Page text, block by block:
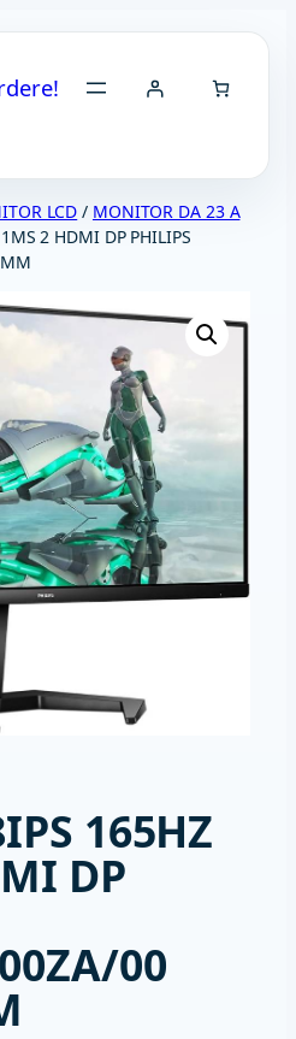
LCD / MONITOR DA 23 A
2 HDMI DP PHILIPS
165HZ
DP
00